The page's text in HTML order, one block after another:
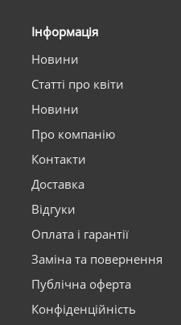
Інформація
Новини
Статті про квіти
Новини
Про компанію
Контакти
Доставка
Відгуки
Оплата і гарантії
Заміна та повернення
Публічна оферта
Конфіденційність